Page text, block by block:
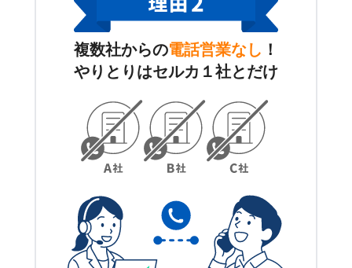
複数社からの電話営業なし ！
やりとりはセルカ１社とだけ